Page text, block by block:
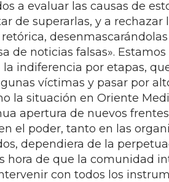
a evaluar las causas de
de superarlas, y a rechazar
desenmascarándolas
de noticias falsas».
indiferencia por etapas,
víctimas y pasar por
la situación en Oriente
apertura de nuevos
el poder, tanto en las
dependiera de la
hora de que la comunidad
con todos los